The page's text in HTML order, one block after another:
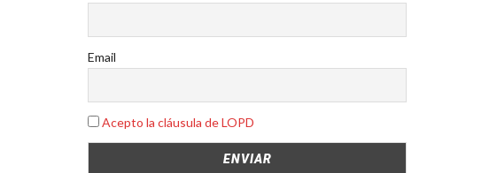
Email
Acepto la cláusula de LOPD